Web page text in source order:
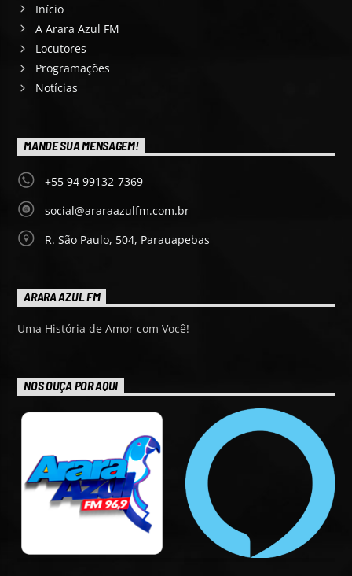
Início
A Arara Azul FM
Locutores
Programações
Notícias
MANDE SUA MENSAGEM!
+55 94 99132-7369
social@araraazulfm.com.br
R. São Paulo, 504, Parauapebas
ARARA AZUL FM
Uma História de Amor com Você!
NOS OUÇA POR AQUI